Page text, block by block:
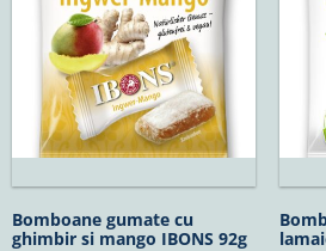
Bomboane gumate cu
ghimbir si mango IBONS 92g